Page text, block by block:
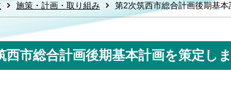
施策・計画・取り組み 第2次筑西市総合計画後期基
西市総合計画後期基本計画を策定し